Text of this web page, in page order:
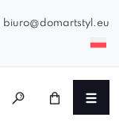
biuro@domartstyl.eu